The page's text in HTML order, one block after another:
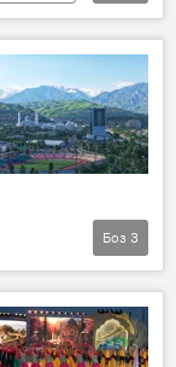
Боз 3